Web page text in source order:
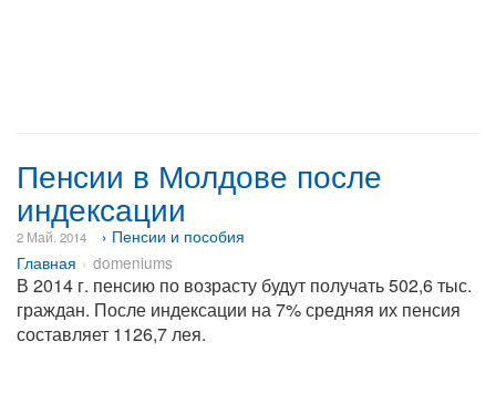
Пенсии в Молдове после
индексации
2 Май. 2014
› Пенсии и пособия
Главная
domeniums
В 2014 г. пенсию по возрасту будут получать 502,6 тыс.
граждан. После индексации на 7% средняя их пенсия
составляет 1126,7 лея.